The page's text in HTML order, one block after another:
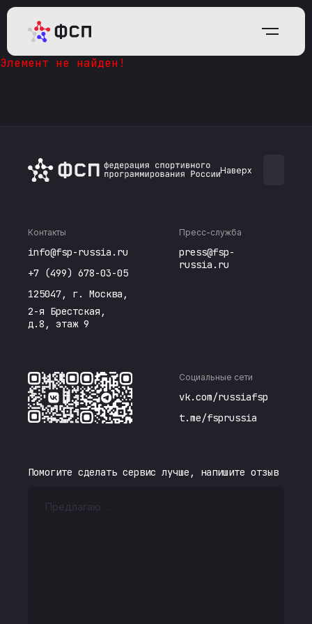
Элемент не найден!
Наверх
Контакты
info@fsp-russia.ru
+7 (499) 678-03-05
125047, г. Москва,
2-я Брестская,
д.8, этаж 9
Пресс-служба
press@fsp-
russia.ru
Социальные сети
vk.com/russiafsp
t.me/fsprussia
Помогите сделать сервис лучше, напишите отзыв